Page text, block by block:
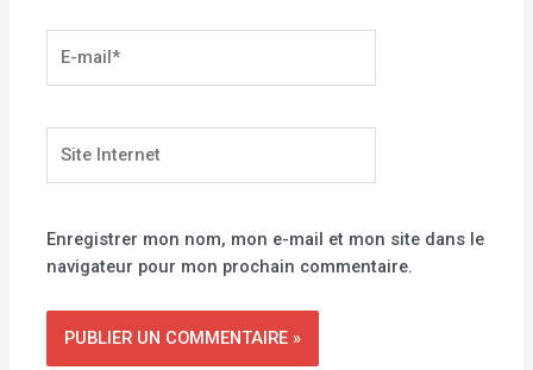
mail*
Internet
Enregistrer mon nom, mon e-mail et mon site dans le
navigateur pour mon prochain commentaire.